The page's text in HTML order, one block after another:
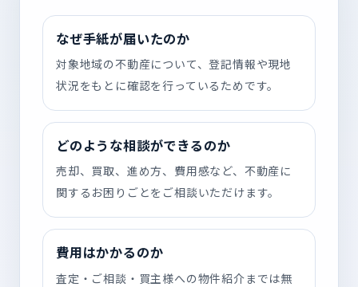
なぜ手紙が届いたのか
対象地域の不動産について、登記情報や現地
状況をもとに確認を行っているためです。
どのような相談ができるのか
売却、買取、進め方、費用感など、不動産に
関するお困りごとをご相談いただけます。
費用はかかるのか
査定・ご相談・買主様への物件紹介までは無